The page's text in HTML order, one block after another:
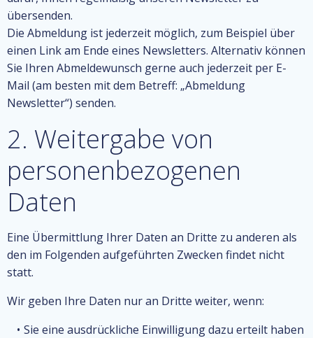
übersenden.
Die Abmeldung ist jederzeit möglich, zum Beispiel über
einen Link am Ende eines Newsletters. Alternativ können
Sie Ihren Abmeldewunsch gerne auch jederzeit per E-
Mail (am besten mit dem Betreff: „Abmeldung
Newsletter“) senden.
2. Weitergabe von
personenbezogenen
Daten
Eine Übermittlung Ihrer Daten an Dritte zu anderen als
den im Folgenden aufgeführten Zwecken findet nicht
statt.
Wir geben Ihre Daten nur an Dritte weiter, wenn:
Sie eine ausdrückliche Einwilligung dazu erteilt haben